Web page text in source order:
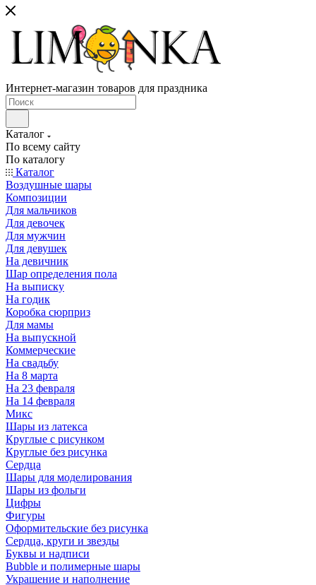
Интернет-магазин товаров для праздника
Каталог
По всему сайту
По каталогу
Каталог
Воздушные шары
Композиции
Для мальчиков
Для девочек
Для мужчин
Для девушек
На девичник
Шар определения пола
На выписку
На годик
Коробка сюрприз
Для мамы
На выпускной
Коммерческие
На свадьбу
На 8 марта
На 23 февраля
На 14 февраля
Микс
Шары из латекса
Круглые с рисунком
Круглые без рисунка
Сердца
Шары для моделирования
Шары из фольги
Цифры
Фигуры
Оформительские без рисунка
Сердца, круги и звезды
Буквы и надписи
Bubble и полимерные шары
Украшение и наполнение